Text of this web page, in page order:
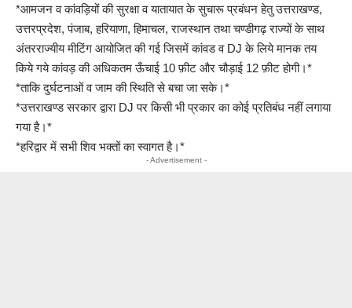
*आमजन व कांवड़ियों की सुरक्षा व यातायात के सुचारू प्रबंधन हेतु उत्तराखण्ड,
उत्तरप्रदेश, पंजाब, हरियाणा, हिमाचल, राजस्थान तथा चण्डीगढ़ राज्यों के साथ
अंतरराज्यीय मीटिंग आयोजित की गई जिसमें कांवड व DJ के लिये मानक तय
किये गये कांवड़ की अधिकतम ऊँचाई 10 फ़ीट और चौड़ाई 12 फ़ीट होगी।*
*ताकि दुर्घटनाओं व जाम की स्थिति से बचा जा सके।*
*उत्तराखण्ड सरकार द्वारा DJ पर किसी भी प्रकार का कोई प्रतिबंध नहीं लगाया
गया है।*
*हरिद्वार में सभी शिव भक्तों का स्वागत है।*
- Advertisement -